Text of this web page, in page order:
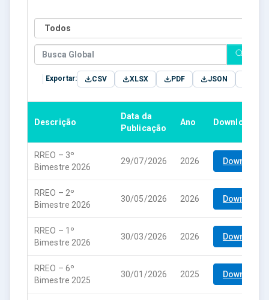
Exportar: CSV XLSX PDF JSON
Descrição
Data da
Publicação
Ano Download
RREO – 3º
Bimestre 2026
29/07/2026 2026 Download
RREO – 2º
Bimestre 2026
30/05/2026 2026 Download
RREO – 1º
Bimestre 2026
30/03/2026 2026 Download
RREO – 6º
Bimestre 2025
30/01/2026 2025 Download